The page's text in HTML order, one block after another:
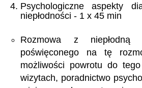
Psychologiczne aspekty
niepłodności - 1 x 45 min
Rozmowa z
poświęconego na tę
możliwości powrotu do
wizytach, poradnictwo